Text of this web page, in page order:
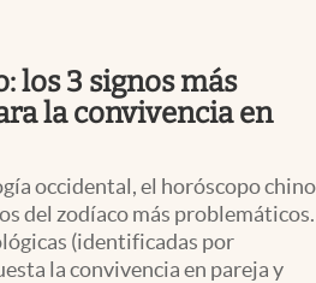
los 3 signos más
la convivencia en
occidental, el horóscopo chino
del zodíaco más problemáticos.
(identificadas por
la convivencia en pareja y